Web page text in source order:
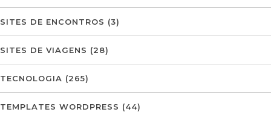
SITES DE ENCONTROS (3)
SITES DE VIAGENS (28)
TECNOLOGIA (265)
TEMPLATES WORDPRESS (44)